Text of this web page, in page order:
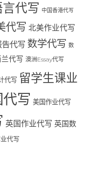
言代写 中国香港代写
代写 北美作业代写
告代写 数学代写 数
代写 澳洲Essay代写
代写 留学生课业
写 美国作业代写
英国作业代写 英国数
代写